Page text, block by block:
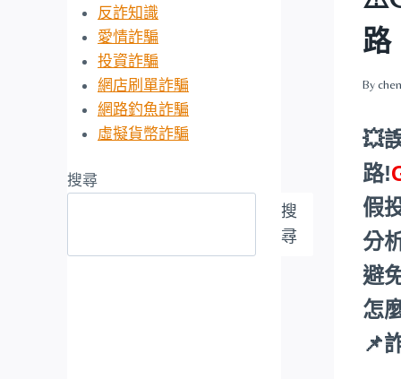
路
By
💥
路!
假
分
避
怎
📌
反詐知識
愛情詐騙
投資詐騙
網店刷單詐騙
網路釣魚詐騙
虛擬貨幣詐騙
搜尋
搜
尋